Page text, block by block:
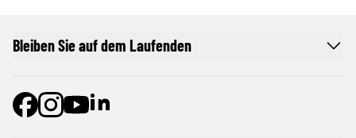
Bleiben Sie auf dem Laufenden